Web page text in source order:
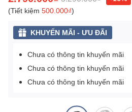
(Tiết kiệm 500.000₫)
KHUYẾN MÃI - ƯU ĐÃI
Chưa có thông tin khuyến mãi
Chưa có thông tin khuyến mãi
Chưa có thông tin khuyến mãi